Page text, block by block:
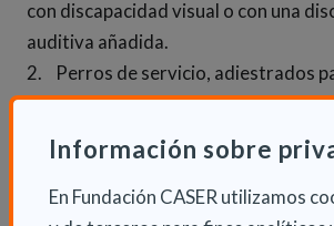
Información sobre
En Fundación CASER utilizamos
con discapacidad visual o con una
auditiva añadida.
2. Perros de servicio, adiestrados
ayuda a las personas con
actividades de la vida diaria.
3. Perros de señalización de
en avisar a las personas con